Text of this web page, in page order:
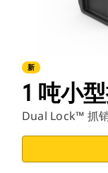
新
1 吨小
Dual Lock™ 抓